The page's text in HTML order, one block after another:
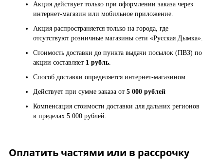
Акция действует только при оформлении заказа через
интернет-магазин или мобильное приложение.
Акция распространяется только на города, где
отсутствуют розничные магазины сети «Русская Дымка».
Стоимость доставки до пункта выдачи посылок (ПВЗ) по
акции составляет 1 рубль.
Способ доставки определяется интернет-магазином.
Действует при сумме заказа от 5 000 рублей
Компенсация стоимости доставки для дальних регионов
в пределах 5 000 рублей.
Оплатить частями или в рассрочку